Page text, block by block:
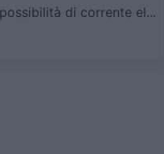
di corrente el...